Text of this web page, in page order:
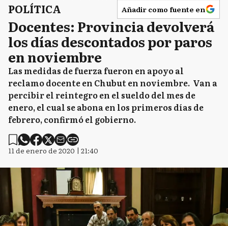
POLÍTICA Añadir como fuente en
Docentes: Provincia devolverá
los días descontados por paros
en noviembre
Las medidas de fuerza fueron en apoyo al
reclamo docente en Chubut en noviembre. Van a
percibir el reintegro en el sueldo del mes de
enero, el cual se abona en los primeros días de
febrero, confirmó el gobierno.
11 de enero de 2020 | 21:40